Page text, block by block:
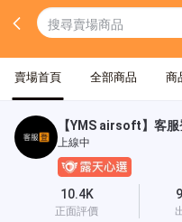
賣場首頁 全部商品 商
【YMS airsoft】客
上線中
10.4K
正面評價